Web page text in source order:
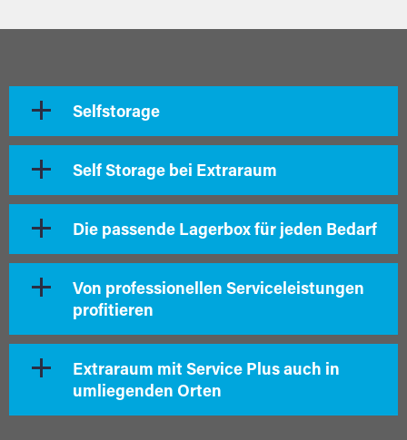
Selfstorage
Self Storage bei Extraraum
Die passende Lagerbox für jeden Bedarf
Von professionellen Serviceleistungen
profitieren
Extraraum mit Service Plus auch in
umliegenden Orten